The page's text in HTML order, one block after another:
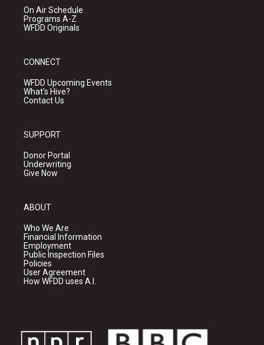
On Air Schedule
Programs A-Z
WFDD Originals
CONNECT
WFDD Upcoming Events
What's Hive?
Contact Us
SUPPORT
Donor Portal
Underwriting
Give Now
ABOUT
Who We Are
Financial Information
Employment
Public Inspection Files
Policies
User Agreement
How WFDD uses A.I.